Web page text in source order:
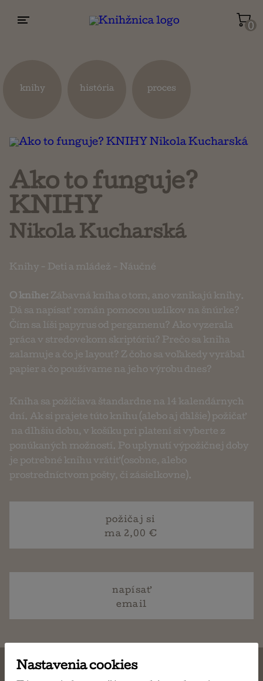
0
knihy história proces
Ako to funguje?
KNIHY
Nikola Kucharská
Knihy - Deti a mládež - Náučné
O knihe: Zábavná kniha o tom, ano vznikajú knihy.
Dá sa napísať román pomocou uzlíkov na šnúrke?
Čím sa líši papyrus od pergamenu? Ako vyzerala
práca v stredovekom skriptóriu? Prečo sa kniha
zalamuje a čo je layout? Z čoho sa voľakedy vyrábal
papier a čo používame na jeho výrobu dnes?
Kniha sa požičiava štandardne na 14 kalendárnych
dní. Ak si prajete túto knihu (alebo aj ďalšie) požičať
na dlhšiu dobu, v košíku pri platení si vyberte z
ponúkaných možností. Po uplynutí výpožičnej doby
je potrebné knihu vrátiť (osobne, alebo
prostredníctvom pošty, či zásielkovne).
požičaj si
ma 2,00 €
napísať
email
Nastavenia cookies